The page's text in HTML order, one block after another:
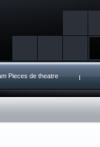
Pieces de theatre